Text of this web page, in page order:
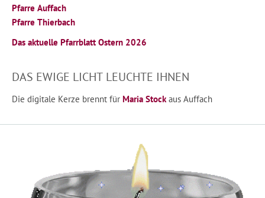
Pfarre Auffach
Pfarre Thierbach
Das aktuelle Pfarrblatt Ostern 2026
DAS EWIGE LICHT LEUCHTE IHNEN
Die digitale Kerze brennt für Maria Stock aus Auffach